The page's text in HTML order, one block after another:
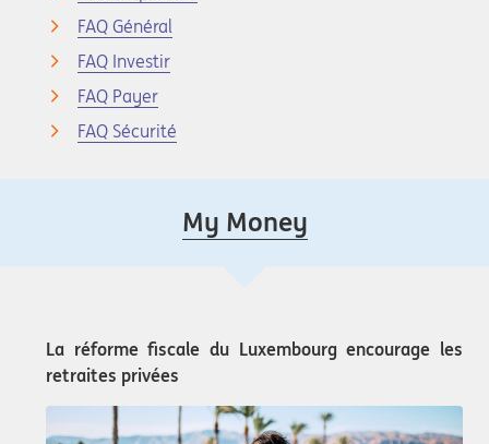
FAQ Général
FAQ Investir
FAQ Payer
FAQ Sécurité
My Money
La réforme fiscale du Luxembourg encourage les
retraites privées